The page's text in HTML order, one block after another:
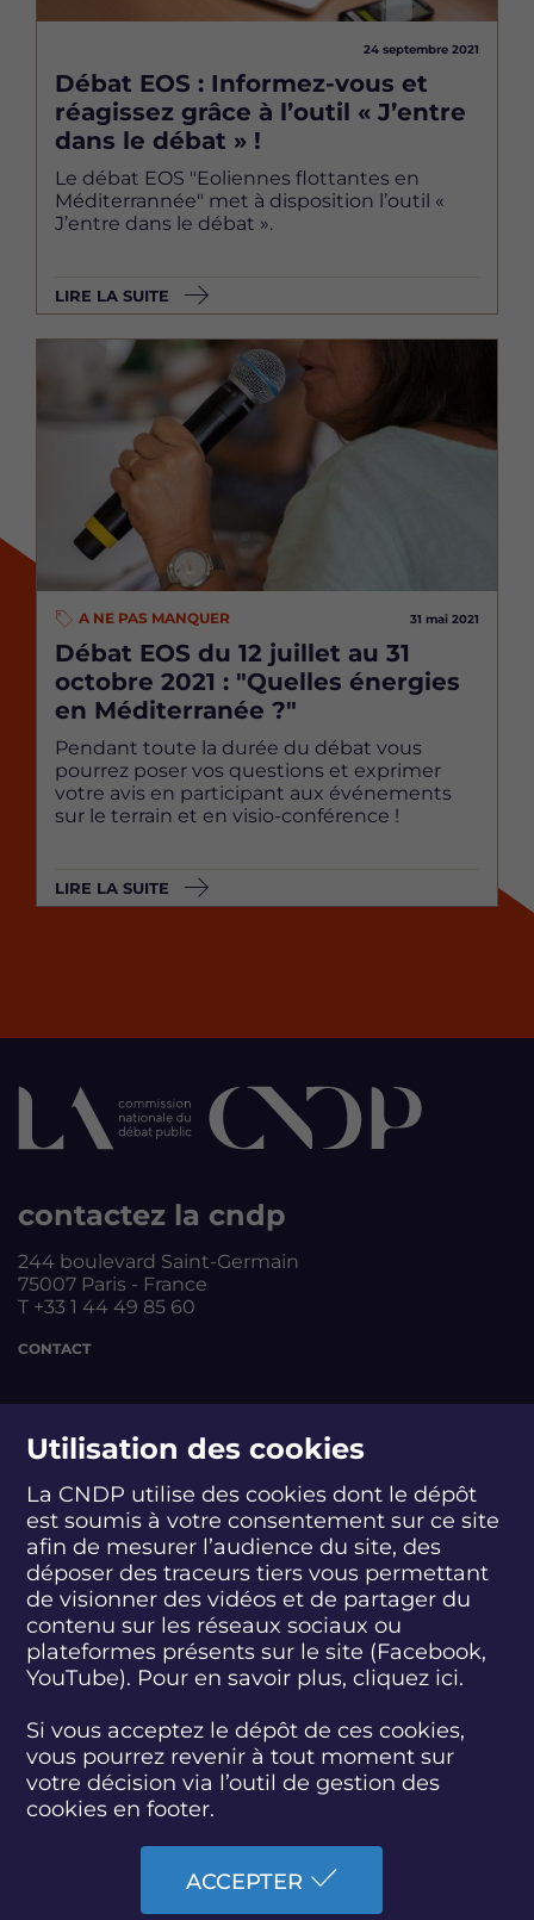
Utilisation des cookies
La CNDP utilise des cookies dont le dépôt
est soumis à votre consentement sur ce site
afin de mesurer l’audience du site, des
déposer des traceurs tiers vous permettant
de visionner des vidéos et de partager du
contenu sur les réseaux sociaux ou
plateformes présents sur le site (Facebook,
YouTube). Pour en savoir plus, cliquez ici.
Si vous acceptez le dépôt de ces cookies,
vous pourrez revenir à tout moment sur
votre décision via l’outil de gestion des
cookies en footer.
ACCEPTER
24 septembre 2021
Débat EOS : Informez-vous et
réagissez grâce à l’outil « J’entre
dans le débat » !
Le débat EOS "Eoliennes flottantes en
Méditerrannée" met à disposition l’outil «
J’entre dans le débat ».
LIRE LA SUITE
A NE PAS MANQUER 31 mai 2021
Débat EOS du 12 juillet au 31
octobre 2021 : "Quelles énergies
en Méditerranée ?"
Pendant toute la durée du débat vous
pourrez poser vos questions et exprimer
votre avis en participant aux événements
sur le terrain et en visio-conférence !
LIRE LA SUITE
contactez la cndp
244 boulevard Saint-Germain
75007 Paris - France
T +33 1 44 49 85 60
CONTACT
S
u
v
e
z
n
u
u
S
u
i
v
e
z
-
n
u
s
s
u
r
S
u
i
v
e
z
-
n
u
s
s
u
r
S
u
i
v
e
z
-
n
u
s
s
u
i
S
u
i
v
e
z
-
n
u
s
s
u
u
S
u
i
v
e
z
-
n
u
s
s
u
S
u
i
v
e
-
n
u
s
s
u
abonnez-vous
S'INSCRIRE À LA NEWSLETTER
ACCESSIBILITÉ : PARTIELLEMENT CONFORME